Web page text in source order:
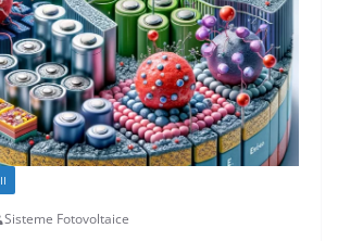
Sisteme Fotovoltaice